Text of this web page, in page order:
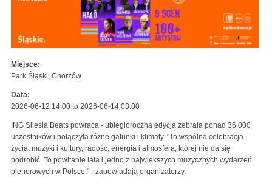
Miejsce:
Park Śląski, Chorzów
Data:
2026-06-12 14:00 to 2026-06-14 03:00
ING Silesia Beats powraca - ubiegłoroczna edycja zebrała ponad 36 000
uczestników i połączyła różne gatunki i klimaty. "To wspólna celebracja
życia, muzyki i kultury, radość, energia i atmosfera, której nie da się
podrobić. To powitanie lata i jedno z największych muzycznych wydarzeń
plenerowych w Polsce." - zapowiadają organizatorzy.